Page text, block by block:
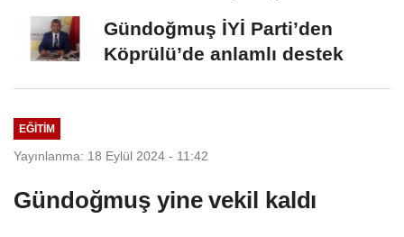
Gündoğmuş İYİ Parti’den
Köprülü’de anlamlı destek
EĞİTİM
Yayınlanma: 18 Eylül 2024 - 11:42
Gündoğmuş yine vekil kaldı